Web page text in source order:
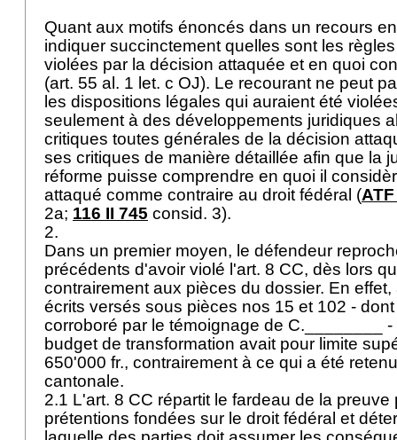
Quant aux motifs énoncés dans un recours
indiquer succinctement quelles sont les
violées par la décision attaquée et en quoi
(art. 55 al. 1 let. c OJ). Le recourant ne peut
les dispositions légales qui auraient été
seulement à des développements juridiques
critiques toutes générales de la décision
ses critiques de manière détaillée afin que la
réforme puisse comprendre en quoi il
attaqué comme contraire au droit fédéral (
2a; 116 II 745 consid. 3).
2.
Dans un premier moyen, le défendeur
précédents d'avoir violé l'art. 8 CC, dès lors
contrairement aux pièces du dossier. En
écrits versés sous pièces nos 15 et 102 -
corroboré par le témoignage de C.________
budget de transformation avait pour limite
650'000 fr., contrairement à ce qui a été
cantonale.
2.1 L'art. 8 CC répartit le fardeau de la preuve
prétentions fondées sur le droit fédéral et